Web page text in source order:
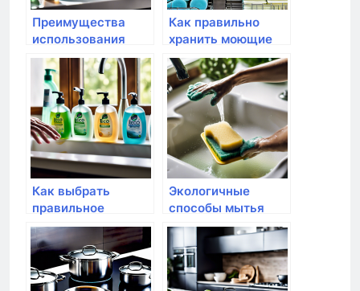
Преимущества
использования
средств для
посудомоечных
машин
Как правильно
хранить моющие
средства для
посуды
Как выбрать
правильное
моющее средство
для посуды
Экологичные
способы мытья
посуды без
химических
средств